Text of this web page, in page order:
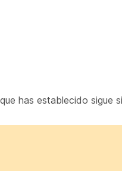
has establecido sigue